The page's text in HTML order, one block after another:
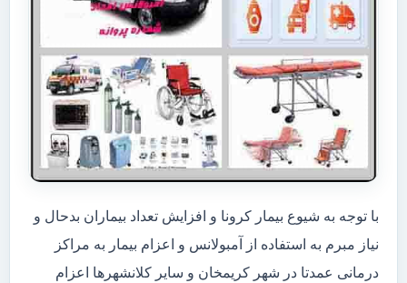
با توجه به شیوع بیمار کرونا و افزایش تعداد بیماران بدحال و
نیاز مبرم به استفاده از آمبولانس و اعزام بیمار به مراکز
درمانی عمدتا در شهر کریمخان و سایر کلانشهرها اعزام